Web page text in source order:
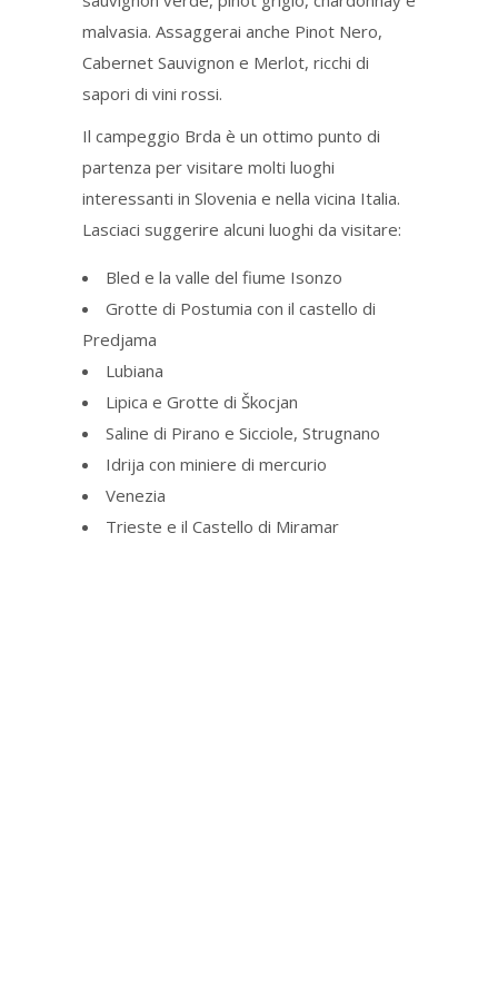
malvasia. Assaggerai anche Pinot Nero,
Cabernet Sauvignon e Merlot, ricchi di
sapori di vini rossi.
Il campeggio Brda è un ottimo punto di
partenza per visitare molti luoghi
interessanti in Slovenia e nella vicina Italia.
Lasciaci suggerire alcuni luoghi da visitare:
Bled e la valle del fiume Isonzo
Grotte di Postumia con il castello di
Predjama
Lubiana
Lipica e Grotte di Škocjan
Saline di Pirano e Sicciole, Strugnano
Idrija con miniere di mercurio
Venezia
Trieste e il Castello di Miramar